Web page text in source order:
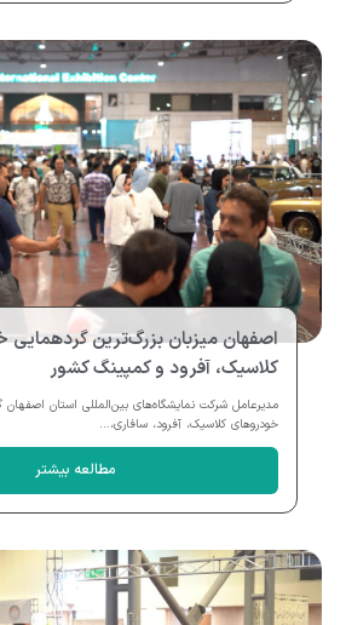
اصفهان میزبان بزرگ‌ترین
کلاسیک، آفرود و کمپینگ کشور
مدیرعامل شرکت نمایشگاه‌های بین‌المللی استان
خودروهای کلاسیک، آفرود، سافاری،...
مطالعه بیشتر